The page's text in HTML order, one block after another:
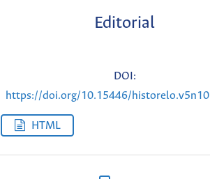
Editorial
DOI:
https://doi.org/10.15446/
HTML